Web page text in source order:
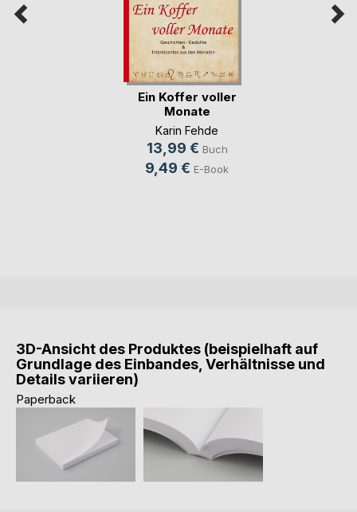
Ein Koffer voller
Monate
Karin Fehde
13,99 € Buch
9,49 € E-Book
3D-Ansicht des Produktes (beispielhaft auf
Grundlage des Einbandes, Verhältnisse und
Details variieren)
Paperback